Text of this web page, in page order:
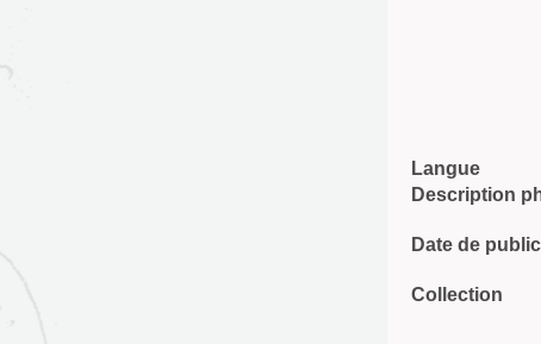
Langue
Description
Date de
Collection